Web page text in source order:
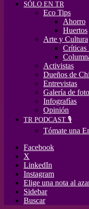
SÓLO EN TR
Eco Tips
Ahorro
Huertos
Arte y Cultura
Críticas
Activistas
Dueños de
Entrevistas
Galería de
Infografías
Opinión
TR PODCAST 🎙️
Tómate una
Facebook
X
LinkedIn
Instagram
Elige una nota al
Sidebar
Buscar